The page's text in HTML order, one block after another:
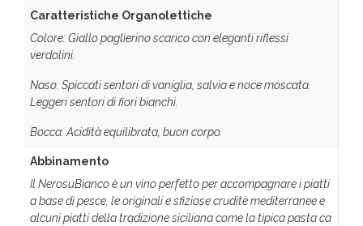
Caratteristiche Organolettiche
Colore: Giallo paglierino scarico con eleganti riflessi
verdolini.
Naso: Spiccati sentori di vaniglia, salvia e noce moscata.
Leggeri sentori di fiori bianchi.
Bocca: Acidità equilibrata, buon corpo.
Abbinamento
Il NerosuBianco è un vino perfetto per accompagnare i piatti
a base di pesce, le originali e sfiziose cruditè mediterranee e
alcuni piatti della tradizione siciliana come la tipica pasta ca